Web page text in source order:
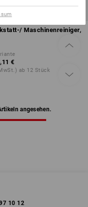
Maschinenreiniger,
€
ab 12 Stück
angesehen.
10 12